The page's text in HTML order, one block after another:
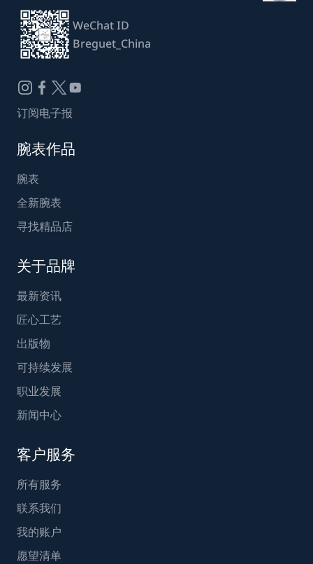
WeChat ID
Breguet_China
订阅电子报
腕表作品
腕表
全新腕表
寻找精品店
关于品牌
最新资讯
匠心工艺
出版物
可持续发展
职业发展
新闻中心
客户服务
所有服务
联系我们
我的账户
愿望清单